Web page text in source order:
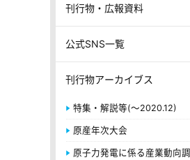
刊行物・広報資料
公式SNS一覧
刊行物アーカイブス
特集・解説等(～2020.12)
原産年次大会
原子力発電に係る産業動向